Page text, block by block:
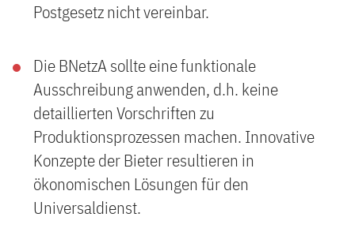
Postgesetz nicht vereinbar.
Die BNetzA sollte eine funktionale
Ausschreibung anwenden, d.h. keine
detaillierten Vorschriften zu
Produktionsprozessen machen. Innovative
Konzepte der Bieter resultieren in
ökonomischen Lösungen für den
Universaldienst.